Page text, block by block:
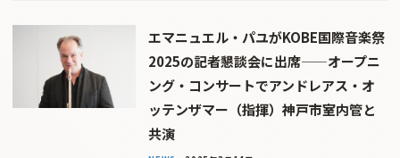
エマニュエル・パユがKOBE国際音楽祭
2025の記者懇談会に出席——オープニ
ング・コンサートでアンドレアス・オ
ッテンザマー（指揮）神戸市室内管と
共演